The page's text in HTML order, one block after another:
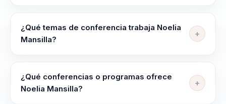
innovacion a aterrizar la IA en decisiones reales sin
perder foco humano.
¿Qué temas de conferencia trabaja Noelia
Mansilla?
Artificial Aplicada, Transformación Organizacional,
Innovación Disruptiva, Gestión del Cambio, People
¿Qué conferencias o programas ofrece
Noelia Mansilla?